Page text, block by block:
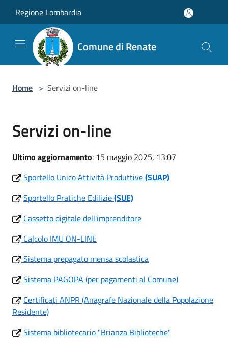
Regione Lombardia
Comune di Renate
Home > Servizi on-line
Servizi on-line
Ultimo aggiornamento: 15 maggio 2025, 13:07
Sportello Unico Attività Produttive(SUAP)
Sportello Pratiche Edilizie(SUE)
Cassetto digitale dell'imprenditore
Calcolo IMU ON-LINE
Sistema prepagato mensa scolastica
Sistema PAGOPA (per pagamenti al Comune)
Certificati ANPR (Anagrafe Nazionale della Popolazione
Residente)
Sistema bibliotecario "Brianza Biblioteche"